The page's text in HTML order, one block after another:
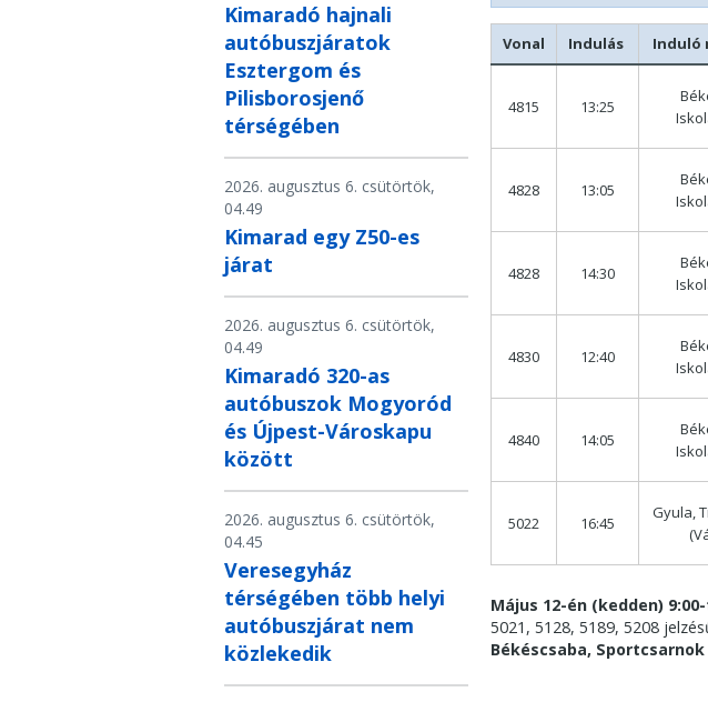
Kimaradó hajnali
autóbuszjáratok
Esztergom és
Pilisborosjenő
térségében
2026. augusztus 6. csütörtök,
04.49
Kimarad egy Z50-es
járat
2026. augusztus 6. csütörtök,
04.49
Kimaradó 320-as
autóbuszok Mogyoród
és Újpest-Városkapu
között
2026. augusztus 6. csütörtök,
04.45
Veresegyház
térségében több helyi
autóbuszjárat nem
közlekedik
Vonal Indulás Induló
4815 13:25
4828 13:05
4828 14:30
4830 12:40
4840 14:05
5022 16:45
Gyula,
Május 12-én (kedden)
5021, 5128, 5189, 5208
Békéscsaba,